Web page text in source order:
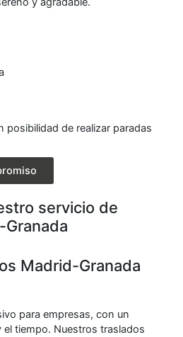
posibilidad de realizar paradas
servicio de
Madrid-Granada
para empresas, con un
tiempo. Nuestros traslados